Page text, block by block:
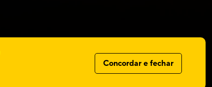
Concordar e fechar